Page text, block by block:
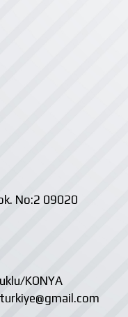
No:2 09020
KONYA